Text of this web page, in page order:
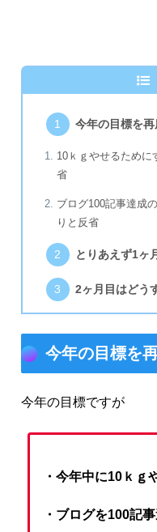
今年の目標を
10ｋｇやせるために
省
ブログ100記事達成
りと反省
とりあえず1ヶ
2ヶ月目はどう
今年の目標を
今年の目標ですが
・今年中に10ｋｇ
・ブログを100記